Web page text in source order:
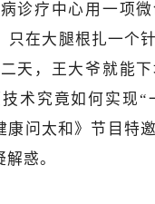
诊疗中心用一项
在大腿根扎一个
天，王大爷就能
术究竟如何实现“
康问太和》节目特
惑。